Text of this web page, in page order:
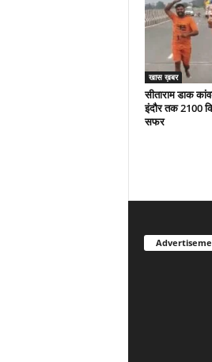
खास ख़बर
सीताराम डाक
इंदौर तक 2100
सफर